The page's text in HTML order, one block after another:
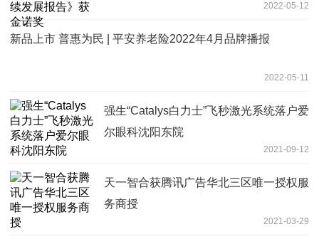
2022-05-12
新品上市 普惠为民 | 平安养老险2022年4月品牌播报
2022-05-11
强生“Catalys白力士”飞秒激光系统落户爱
尔眼科沈阳东院
2021-09-12
天一智合获腾讯广告华北三区唯一授权服
务商授
2021-03-29